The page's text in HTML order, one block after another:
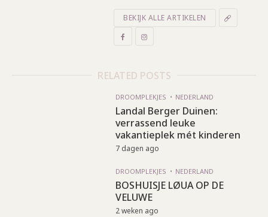
BEKIJK ALLE ARTIKELEN
RELATED POSTS
DROOMPLEKJES NEDERLAND
Landal Berger Duinen:
verrassend leuke
vakantieplek mét kinderen
7 dagen ago
DROOMPLEKJES NEDERLAND
BOSHUISJE LØUA OP DE
VELUWE
2 weken ago